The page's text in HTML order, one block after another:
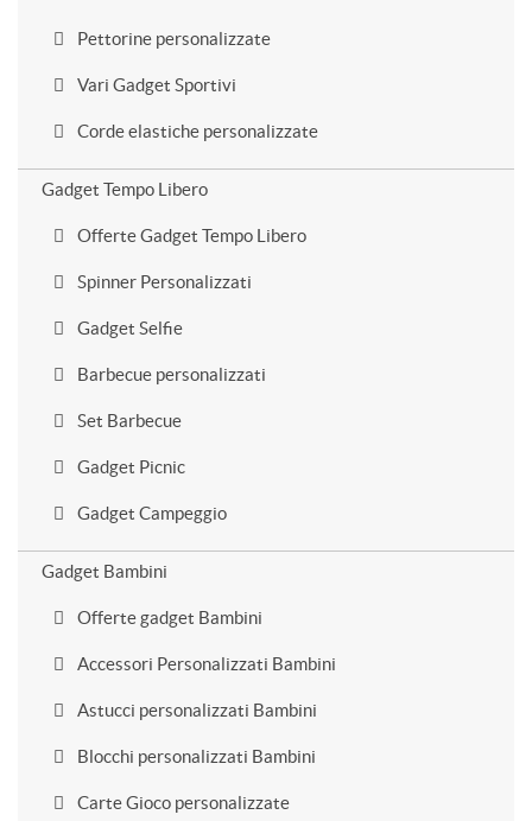
Pettorine personalizzate
Vari Gadget Sportivi
Corde elastiche personalizzate
Gadget Tempo Libero
Offerte Gadget Tempo Libero
Spinner Personalizzati
Gadget Selfie
Barbecue personalizzati
Set Barbecue
Gadget Picnic
Gadget Campeggio
Gadget Bambini
Offerte gadget Bambini
Accessori Personalizzati Bambini
Astucci personalizzati Bambini
Blocchi personalizzati Bambini
Carte Gioco personalizzate